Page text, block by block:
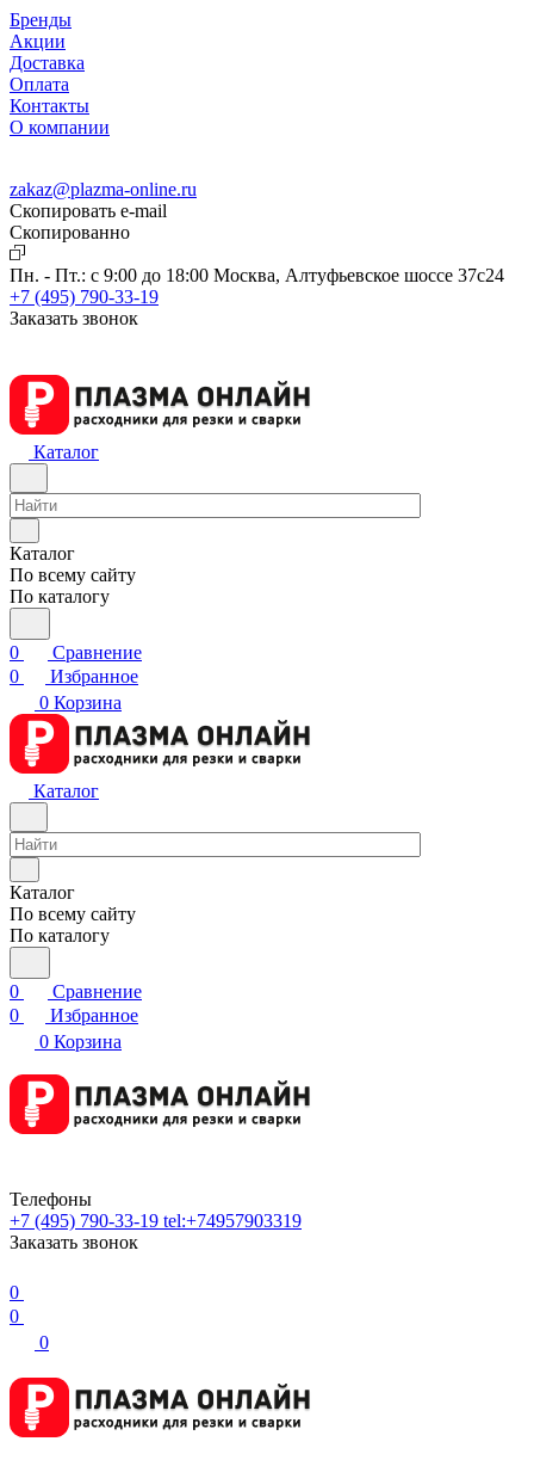
Бренды
Акции
Доставка
Оплата
Контакты
О компании
zakaz@plazma-online.ru
Скопировать e-mail
Cкопированно
Пн. - Пт.: с 9:00 до 18:00 Москва, Алтуфьевское шоссе 37с24
+7 (495) 790-33-19
Заказать звонок
Каталог
Каталог
По всему сайту
По каталогу
0
Сравнение
0
Избранное
0 Корзина
Каталог
Каталог
По всему сайту
По каталогу
0
Сравнение
0
Избранное
0 Корзина
Телефоны
+7 (495) 790-33-19 tel:+74957903319
Заказать звонок
0
0
0